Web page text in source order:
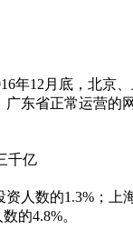
12月底，北京
东省正常运营的
数的1.3%；上
的4.8%。